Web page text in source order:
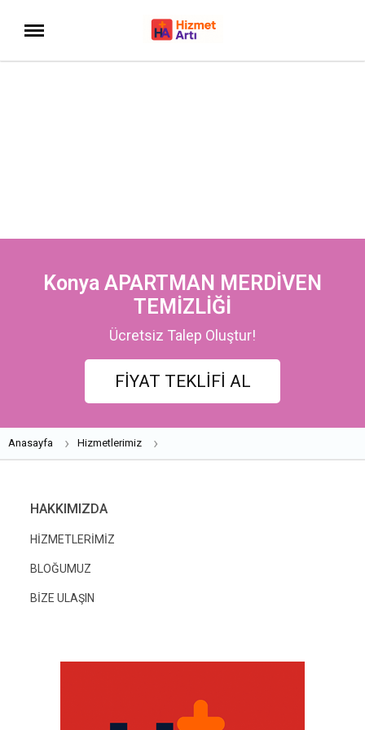
Konya APARTMAN MERDİVEN
TEMİZLİĞİ
Ücretsiz Talep Oluştur!
FİYAT TEKLİFİ AL
Anasayfa Hizmetlerimiz
HAKKIMIZDA
HİZMETLERİMİZ
BLOĞUMUZ
BİZE ULAŞIN